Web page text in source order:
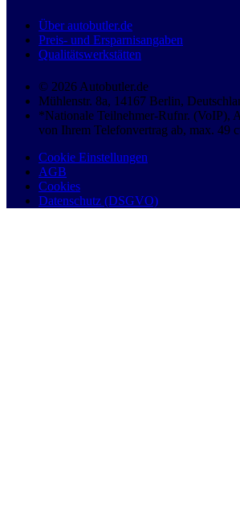
Über autobutler.de
Preis- und Ersparnisangaben
Qualitätswerkstätten
© 2026 Autobutler.de
Mühlenstr. 8a, 14167 Berlin,
*Nationale Teilnehmer-Rufnr. (VoIP),
von Ihrem Telefonvertrag ab, max. 49
Cookie Einstellungen
AGB
Cookies
Datenschutz (DSGVO)